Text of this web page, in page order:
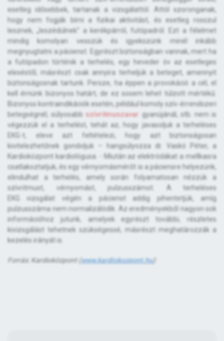
esetleg idősebbek, tartanak a vizsgálattól. Attól szoronganak,
hogy nem fogják bírni a fizikai aktivitást, és esetleg rosszul
lesznek, „leszédülnek” a kerékpárról, futópadról. Ezt a félelmet
mindig komolyan vesszük és igyekszünk minél inkább
megnyugtatni a pácienst. Egyrészt biztonságban vannak, mert ha
a futópadon történik a terhelés, egy heveder óv az esetleges
eleséstől, másrészt csak annyira terheljük a beteget, amennyit
biztonságosnak tartunk. Persze, ha éppen a provokáció a cél, el
kell érnünk bizonyos határt, de ez sosem lehet túlzott mértékű.
Bizonyos kontraindikációk esetén, például komoly szív-érrendszeri
betegségnél, súlyosabb szívritmuszavar gyanújánál, stb. nem is
végezzük el a terhelést, tehát az, hogy javasoljuk a terheléses
EKG-t, eleve azt feltételezi, hogy azt biztonságosan
kivitelezhetőnek gondoljuk – hangsúlyozza dr. Vaskó Péter, a
Kardioközpont kardiológusa. - Miután az elektródákat a mellkasra
csatlakoztatjuk, és egy vérnyomásmérőt is a páciensre helyezünk,
elindulhat a terhelés, amely során folyamatosan nézzük a
szívritmust, vérnyomást, pulzusszámot. A terheléses
EKG vizsgálat végén a pácienst addig pihentetjük, amíg
pulzusszáma nem normalizálódik. Az eredményekből nagyon sok
információhoz jutunk, amelyek egyrészt további, részletes
kivizsgálást tehetnek szükségessé, másrészt meghatározzák a
kezelés irányát is.
Forrás: Kardioközpont ( www.kardiokozpont.hu)